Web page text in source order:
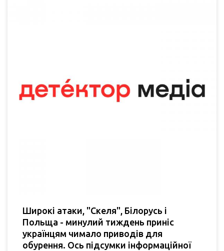
Широкі атаки, "Скеля", Білорусь і
Польща - минулий тиждень приніс
українцям чимало приводів для
обурення. Ось підсумки інформаційної